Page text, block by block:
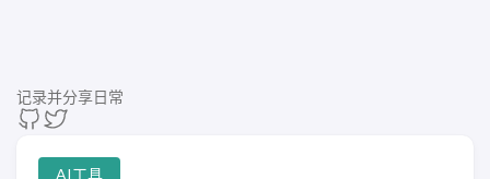
记录并分享日常
AI工具